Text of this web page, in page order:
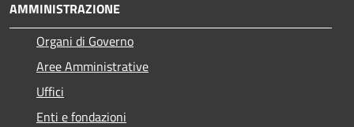
AMMINISTRAZIONE
Organi di Governo
Aree Amministrative
Uffici
Enti e fondazioni